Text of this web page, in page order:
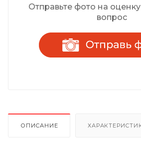
Отправьте фото на
вопрос
ОПИСАНИЕ